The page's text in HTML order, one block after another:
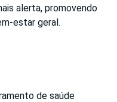
alerta, promovendo
estar geral.
de saúde